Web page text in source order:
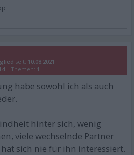
seit: 10.08.2021
14 Themen: 1
habe sowohl ich als auch
hinter sich, wenig
viele wechselnde Partner
sich nie für ihn interessiert.